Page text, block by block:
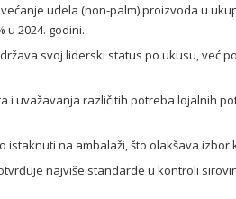
udela (non-palm) proizvoda u
u 2024. godini.
svoj liderski status po ukusu, već
i uvažavanja različitih potreba lojalnih
istaknuti na ambalaži, što olakšava
najviše standarde u kontroli